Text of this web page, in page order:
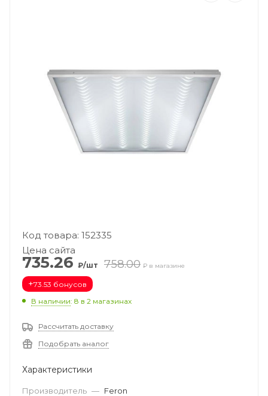
Код товара: 152335
Цена сайта
735.26 ₽/шт 758.00 ₽ в магазине
+73.53 бонусов
В наличии: 8 в 2 магазинах
Рассчитать доставку
Подобрать аналог
Характеристики
Производитель — Feron